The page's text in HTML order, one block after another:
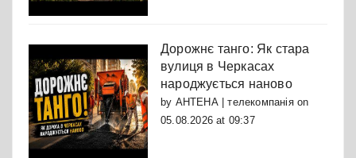
Дорожнє танго: Як стара
вулиця в Черкасах
народжується наново
by АНТЕНА | телекомпаніяon
05.08.2026 at 09:37